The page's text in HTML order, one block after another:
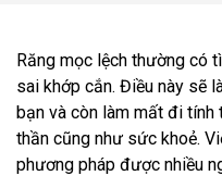
Răng mọc lệch thường có
sai khớp cắn. Điều này sẽ
bạn và còn làm mất đi tính
thần cũng như sức khoẻ.
phương pháp được nhiều